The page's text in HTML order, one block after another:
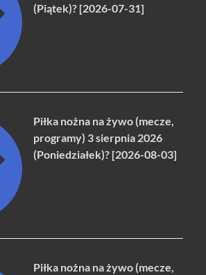
(Piątek)? [2026-07-31]
Piłka nożna na żywo (mecze,
programy) 3 sierpnia 2026
(Poniedziałek)? [2026-08-03]
Piłka nożna na żywo (mecze,